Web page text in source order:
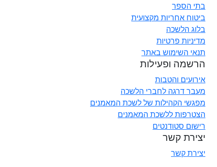
בתי הספר
ביטוח אחריות מקצועית
בלוג הלשכה
מדיניות פרטיות
תנאי השימוש באתר
הרשמה ופעילות
אירועים והטבות
מעבר דרגה לחברי הלשכה
מפגשי הקהילות של לשכת המאמנים
הצטרפות ללשכת המאמנים
רישום סטודנטים
יצירת קשר
יצירת קשר